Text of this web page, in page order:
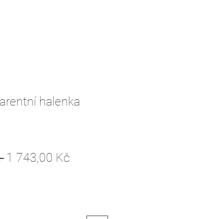
halenka
Běžná
1 743,00 Kč